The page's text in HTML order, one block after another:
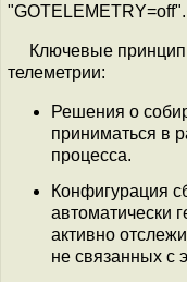
"GOTELEMETRY=off".
Ключевые
телеметрии:
Решения о
приниматься в
процесса.
Конфигурация
автоматически
активно
не связанных с